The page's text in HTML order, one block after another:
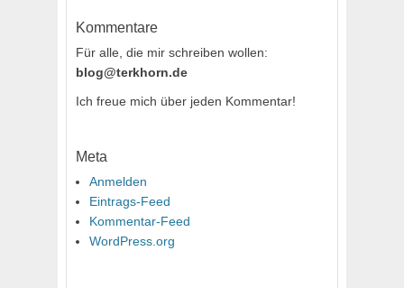
Kommentare
Für alle, die mir schreiben wollen:
blog@terkhorn.de
Ich freue mich über jeden Kommentar!
Meta
Anmelden
Eintrags-Feed
Kommentar-Feed
WordPress.org